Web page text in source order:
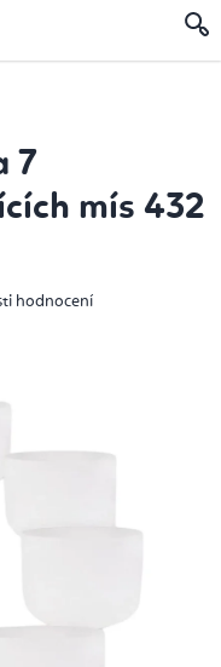
7
mís 432
hodnocení